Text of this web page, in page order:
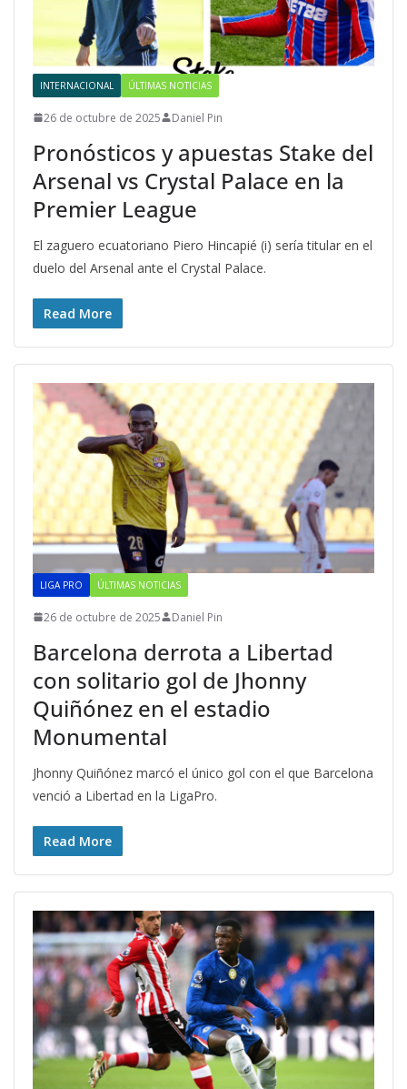
INTERNACIONAL ÚLTIMAS NOTICIAS
26 de octubre de 2025 Daniel Pin
Pronósticos y apuestas Stake del
Arsenal vs Crystal Palace en la
Premier League
El zaguero ecuatoriano Piero Hincapié (i) sería titular en el
duelo del Arsenal ante el Crystal Palace.
Read More
LIGA PRO ÚLTIMAS NOTICIAS
26 de octubre de 2025 Daniel Pin
Barcelona derrota a Libertad
con solitario gol de Jhonny
Quiñónez en el estadio
Monumental
Jhonny Quiñónez marcó el único gol con el que Barcelona
venció a Libertad en la LigaPro.
Read More